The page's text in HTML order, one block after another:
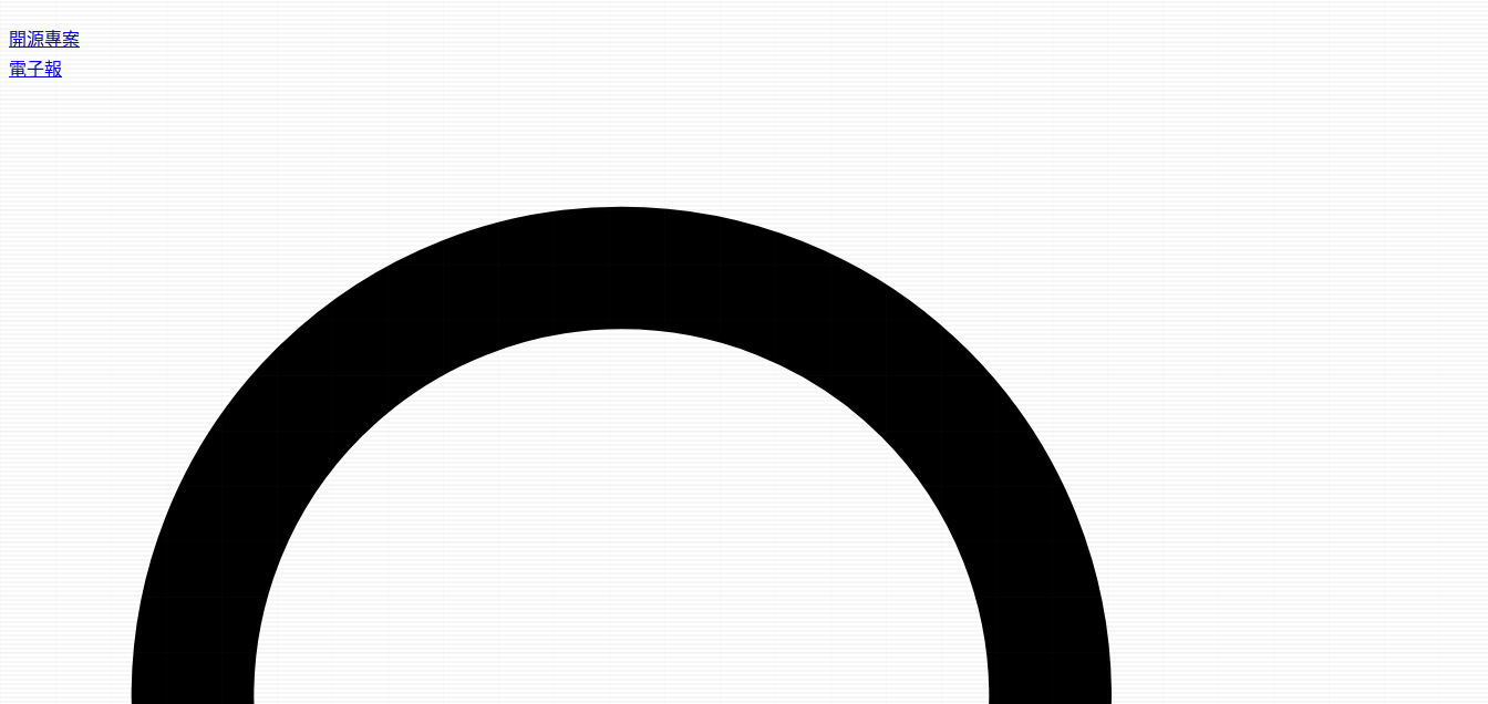
開源專案
電子報